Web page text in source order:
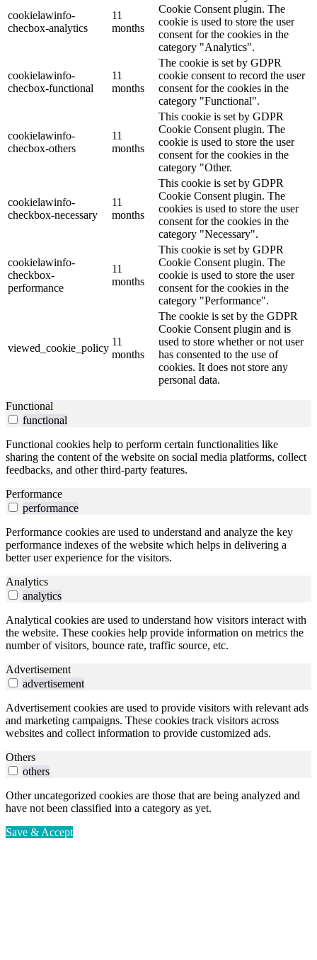
cookielawinfo-
checbox-analytics
11
months
Cookie Consent plugin. The
cookie is used to store the user
consent for the cookies in the
category "Analytics".
cookielawinfo-
checbox-functional
11
months
The cookie is set by GDPR
cookie consent to record the user
consent for the cookies in the
category "Functional".
cookielawinfo-
checbox-others
11
months
This cookie is set by GDPR
Cookie Consent plugin. The
cookie is used to store the user
consent for the cookies in the
category "Other.
cookielawinfo-
checkbox-necessary
11
months
This cookie is set by GDPR
Cookie Consent plugin. The
cookies is used to store the user
consent for the cookies in the
category "Necessary".
cookielawinfo-
checkbox-
performance
11
months
This cookie is set by GDPR
Cookie Consent plugin. The
cookie is used to store the user
consent for the cookies in the
category "Performance".
viewed_cookie_policy
11
months
The cookie is set by the GDPR
Cookie Consent plugin and is
used to store whether or not user
has consented to the use of
cookies. It does not store any
personal data.
Functional
functional
Functional cookies help to perform certain functionalities like
sharing the content of the website on social media platforms, collect
feedbacks, and other third-party features.
Performance
performance
Performance cookies are used to understand and analyze the key
performance indexes of the website which helps in delivering a
better user experience for the visitors.
Analytics
analytics
Analytical cookies are used to understand how visitors interact with
the website. These cookies help provide information on metrics the
number of visitors, bounce rate, traffic source, etc.
Advertisement
advertisement
Advertisement cookies are used to provide visitors with relevant ads
and marketing campaigns. These cookies track visitors across
websites and collect information to provide customized ads.
Others
others
Other uncategorized cookies are those that are being analyzed and
have not been classified into a category as yet.
Save & Accept